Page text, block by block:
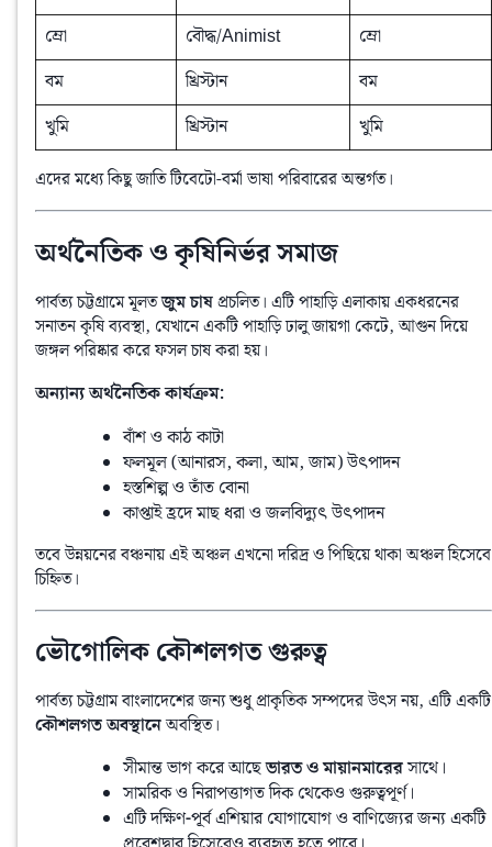
ম্রো
বৌদ্ধ/Animist
ম্রো
বম
খ্রিস্টান
বম
খুমি
খ্রিস্টান
খুমি
এদের মধ্যে কিছু জাতি টিবেটো-বর্মা ভাষা পরিবারের অন্তর্গত।
অর্থনৈতিক ও কৃষিনির্ভর সমাজ
পার্বত্য চট্টগ্রামে মূলত জুম চাষ প্রচলিত। এটি পাহাড়ি এলাকায় একধরনের
সনাতন কৃষি ব্যবস্থা, যেখানে একটি পাহাড়ি ঢালু জায়গা কেটে, আগুন দিয়ে
জঙ্গল পরিষ্কার করে ফসল চাষ করা হয়।
অন্যান্য অর্থনৈতিক কার্যক্রম:
বাঁশ ও কাঠ কাটা
ফলমূল (আনারস, কলা, আম, জাম) উৎপাদন
হস্তশিল্প ও তাঁত বোনা
কাপ্তাই হ্রদে মাছ ধরা ও জলবিদ্যুৎ উৎপাদন
তবে উন্নয়নের বঞ্চনায় এই অঞ্চল এখনো দরিদ্র ও পিছিয়ে থাকা অঞ্চল হিসেবে
চিহ্নিত।
ভৌগোলিক কৌশলগত গুরুত্ব
কৌশলগত অবস্থানে অবস্থিত।
সীমান্ত ভাগ করে আছেভারত ও মায়ানমারেরসাথে।
সামরিক ও নিরাপত্তাগত দিক থেকেও গুরুত্বপূর্ণ।
এটি দক্ষিণ-পূর্ব এশিয়ার যোগাযোগ ও বাণিজ্যের জন্য একটি